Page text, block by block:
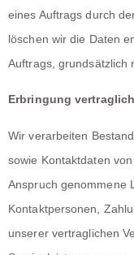
eines Auftrags durch
löschen wir die Daten
Auftrags, grundsätzlich
Erbringung
Wir verarbeiten
sowie Kontaktdaten
Anspruch genommene
Kontaktpersonen,
unserer vertraglichen